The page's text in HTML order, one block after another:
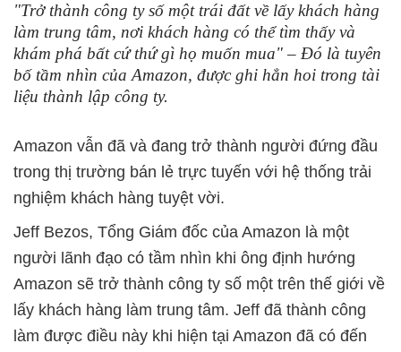
"Trở thành công ty số một trái đất về lấy khách hàng
làm trung tâm, nơi khách hàng có thể tìm thấy và
khám phá bất cứ thứ gì họ muốn mua" – Đó là tuyên
bố tầm nhìn của Amazon, được ghi hẳn hoi trong tài
liệu thành lập công ty.
Amazon vẫn đã và đang trở thành người đứng đầu
trong thị trường bán lẻ trực tuyến với hệ thống trải
nghiệm khách hàng tuyệt vời.
Jeff Bezos, Tổng Giám đốc của Amazon là một
người lãnh đạo có tầm nhìn khi ông định hướng
Amazon sẽ trở thành công ty số một trên thế giới về
lấy khách hàng làm trung tâm. Jeff đã thành công
làm được điều này khi hiện tại Amazon đã có đến